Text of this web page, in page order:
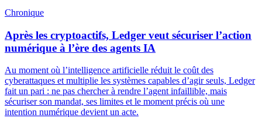
Chronique
Après les cryptoactifs, Ledger veut sécuriser l’action
numérique à l’ère des agents IA
Au moment où l’intelligence artificielle réduit le coût des
cyberattaques et multiplie les systèmes capables d’agir seuls, Ledger
fait un pari : ne pas chercher à rendre l’agent infaillible, mais
sécuriser son mandat, ses limites et le moment précis où une
intention numérique devient un acte.